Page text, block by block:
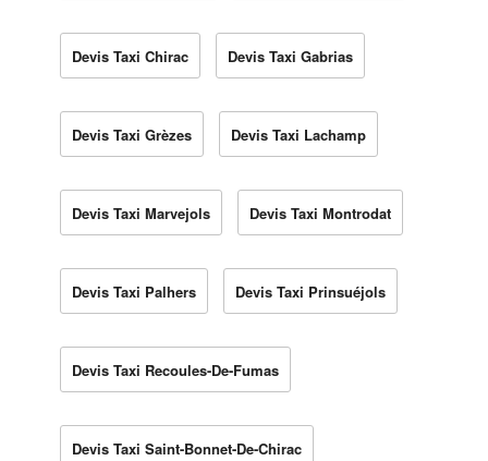
Devis Taxi Chirac Devis Taxi Gabrias
Devis Taxi Grèzes Devis Taxi Lachamp
Devis Taxi Marvejols Devis Taxi Montrodat
Devis Taxi Palhers Devis Taxi Prinsuéjols
Devis Taxi Recoules-De-Fumas
Devis Taxi Saint-Bonnet-De-Chirac